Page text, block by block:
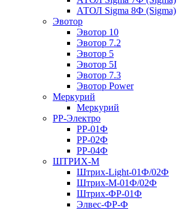
АТОЛ Sigma 8Ф (Sigma)
Эвотор
Эвотор 10
Эвотор 7.2
Эвотор 5
Эвотор 5I
Эвотор 7.3
Эвотор Power
Меркурий
Меркурий
РР-Электро
РР-01Ф
РР-02Ф
РР-04Ф
ШТРИХ-М
Штрих-Light-01Ф/02Ф
Штрих-М-01Ф/02Ф
Штрих-ФР-01Ф
Элвес-ФР-Ф